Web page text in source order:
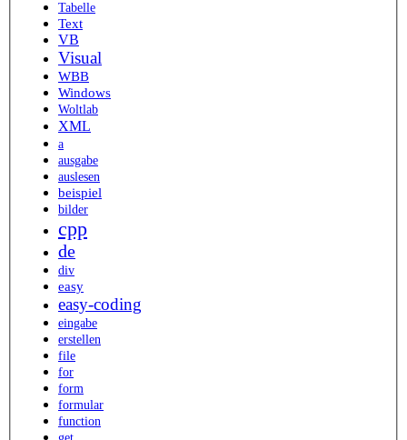
Tabelle
Text
VB
Visual
WBB
Windows
Woltlab
XML
a
ausgabe
auslesen
beispiel
bilder
cpp
de
div
easy
easy-coding
eingabe
erstellen
file
for
form
formular
function